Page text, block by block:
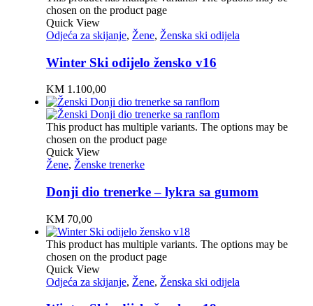
chosen on the product page
Quick View
Odjeća za skijanje, Žene, Ženska ski odijela
Winter Ski odijelo žensko v16
KM1.100,00
This product has multiple variants. The options may be
chosen on the product page
Quick View
Žene, Ženske trenerke
Donji dio trenerke – lykra sa gumom
KM70,00
This product has multiple variants. The options may be
chosen on the product page
Quick View
Odjeća za skijanje, Žene, Ženska ski odijela